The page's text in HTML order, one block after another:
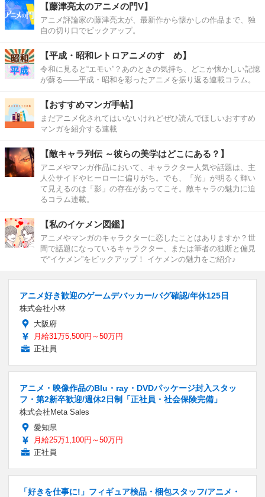
【藤津亮太のアニメの門V】
アニメ評論家の藤津亮太が、最新作から懐かしの作品まで、独
自の切り口でピックアップ。
【平成・昭和レトロアニメのすゝめ】
令和に見ると“エモい”？あのときの気持ち、どこか懐かしい記憶
が蘇る――平成・昭和を彩ったアニメを振り返る連載コラム。
【おすすめマンガ手帖】
まだアニメ化されてはいないけれどぜひ読んでほしいおすすめ
マンガを紹介する連載
【敵キャラ列伝 ～彼らの美学はどこにある？】
アニメやマンガ作品において、キャラクター人気や話題は、主
人公サイドやヒーローに偏りがち。でも、「光」が明るく輝い
て見えるのは「影」の存在があってこそ。敵キャラの魅力に迫
るコラム連載。
【私のイケメン図鑑】
アニメやマンガのキャラクターに恋したことはありますか？世
間で話題になっているキャラクター、または筆者の独断と偏見
で“イケメン”をピックアップ！ イケメンの魅力をご紹介♪
アニメ好き歓迎のゲームデバッカー/バグ確認/年休125日
株式会社小林
大阪府
月給31万5,500円～50万円
正社員
アニメ・映像作品のBlu・ray・DVDパッケージ封入スタッ
フ・第2新卒歓迎/週休2日制「正社員・社会保険完備」
株式会社Meta Sales
愛知県
月給25万1,100円～50万円
正社員
「好きを仕事に!」フィギュア検品・梱包スタッフ/アニメ・